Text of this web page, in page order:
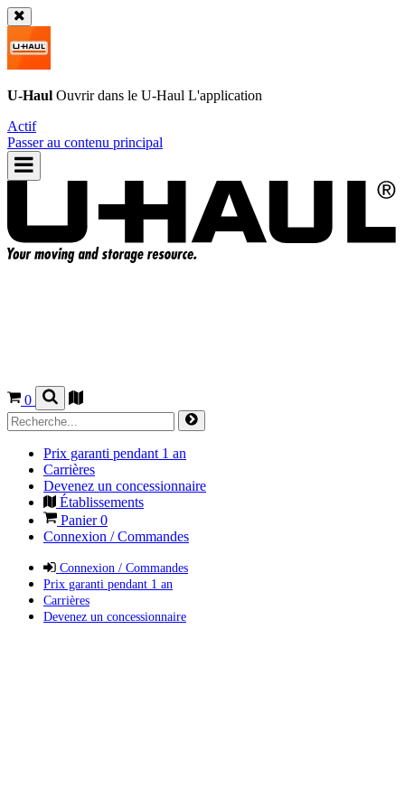
U-Haul Ouvrir dans le U-Haul L'application
Actif
Passer au contenu principal
0
Prix garanti pendant 1 an
Carrières
Devenez un concessionnaire
Établissements
Panier0
Connexion / Commandes
Connexion / Commandes
Prix garanti pendant 1 an
Carrières
Devenez un concessionnaire